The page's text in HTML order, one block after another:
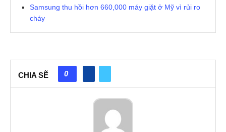
Samsung thu hồi hơn 660,000 máy giặt ở Mỹ vì rủi ro
cháy
CHIA SẼ 0